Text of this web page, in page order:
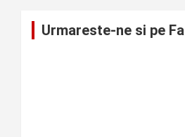
Urmareste-ne si pe